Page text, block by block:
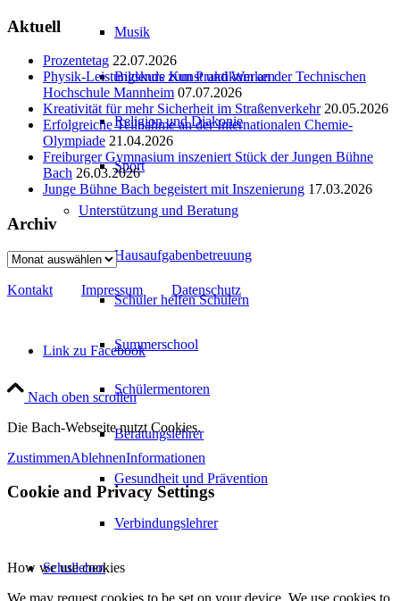
Musik
Bildende Kunst und Werken
Religion und Diakonie
Sport
Unterstützung und Beratung
Hausaufgabenbetreuung
Schüler helfen Schülern
Summerschool
Schülermentoren
Beratungslehrer
Gesundheit und Prävention
Verbindungslehrer
Schulleben
Aktuell
Prozentetag 22.07.2026
Physik-Leistungskurs zum Praktikum an der Technischen
Hochschule Mannheim 07.07.2026
Kreativität für mehr Sicherheit im Straßenverkehr 20.05.2026
Erfolgreiche Teilnahme an der Internationalen Chemie-
Olympiade 21.04.2026
Freiburger Gymnasium inszeniert Stück der Jungen Bühne
Bach 26.03.2026
Junge Bühne Bach begeistert mit Inszenierung 17.03.2026
Archiv
Archiv
Kontakt Impressum Datenschutz
Link zu Facebook
Nach oben scrollen
Die Bach-Webseite nutzt Cookies.
ZustimmenAblehnenInformationen
Cookie and Privacy Settings
How we use cookies